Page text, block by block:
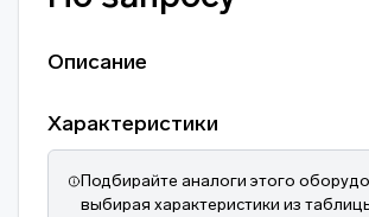
Описание
Характеристики
Подбирайте аналоги этого
выбирая характеристики из